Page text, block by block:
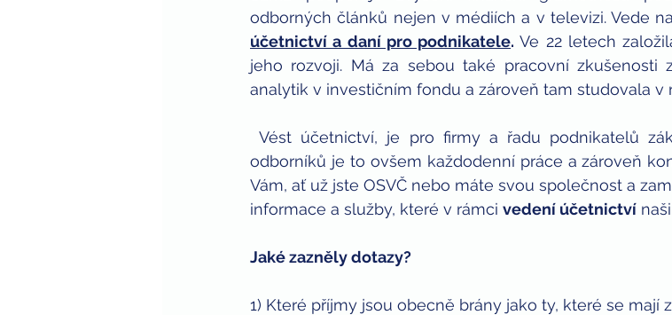
odborných článků nejen v médiích a v televizi. Vede
účetnictví a daní pro podnikatele. Ve 22 letech
jeho rozvoji. Má za sebou také pracovní zkušenosti
analytik v investičním fondu a zároveň tam studovala v
Vést účetnictví, je pro firmy a řadu podnikatelů zákonná povinnost. Pro náš tým
odborníků je to ovšem každodenní práce a zároveň
Vám, ať už jste OSVČ nebo máte svou společnost a
informace a služby, které v rámci vedení účetnictví
Jaké zazněly dotazy?
1) Které příjmy jsou obecně brány jako ty, které se mají